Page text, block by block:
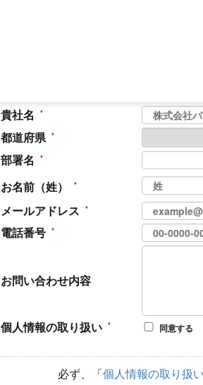
貴社名
都道府県
部署名
お名前（姓）
メールアドレス
電話番号
お問い合わせ内容
個人情報の取り扱い 同意する
必ず、「個人情報の取り扱い